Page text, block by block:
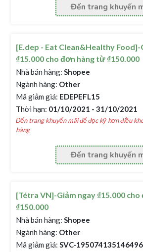
Đến trang khuyến
[E.dep - Eat Clean&Healthy Food]-
₫15.000 cho đơn hàng từ ₫150.000
Nhà bán hàng: Shopee
Ngành hàng: Other
Mã giảm giá: EDEPEFL15
Thời hạn: 01/10/2021 - 31/10/2021
Đến trang khuyến mãi để đọc kỹ hơn điều
hàng
Đến trang khuyến
[Tétra VN]-Giảm ngay ₫15.000
₫150.000
Nhà bán hàng: Shopee
Ngành hàng: Other
Mã giảm giá: SVC-195074135146496